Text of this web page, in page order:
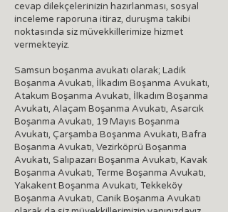
cevap dilekçelerinizin hazırlanması, sosyal
inceleme raporuna itiraz, duruşma takibi
noktasında siz müvekkillerimize hizmet
vermekteyiz.
Samsun boşanma avukatı olarak; Ladik
Boşanma Avukatı, İlkadım Boşanma Avukatı,
Atakum Boşanma Avukatı, İlkadım Boşanma
Avukatı, Alaçam Boşanma Avukatı, Asarcık
Boşanma Avukatı, 19 Mayıs Boşanma
Avukatı, Çarşamba Boşanma Avukatı, Bafra
Boşanma Avukatı, Vezirköprü Boşanma
Avukatı, Salıpazarı Boşanma Avukatı, Kavak
Boşanma Avukatı, Terme Boşanma Avukatı,
Yakakent Boşanma Avukatı, Tekkeköy
Boşanma Avukatı, Canik Boşanma Avukatı